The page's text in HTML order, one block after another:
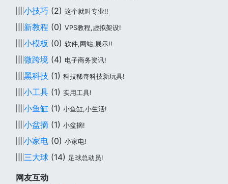
小技巧 (2) 这个就叫专业!!
新教程 (0) VPS教程,虚拟架设!
小模板 (0) 软件,网站,展示!!
微跨境 (4) 电子商务资讯!
黑科技 (1) 科技稀奇科技新玩具!
小工具 (1) 实用工具!
小鱼缸 (1) 小鱼缸,小生活!
小盆摘 (1) 小盆摘!
小家电 (0) 小家电!
三大球 (14) 足球总动员!
网友互动